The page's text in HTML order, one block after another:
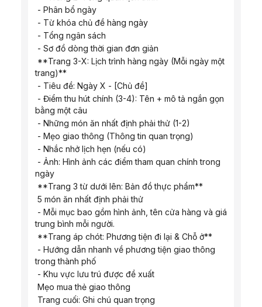
- Phân bổ ngày
- Từ khóa chủ đề hàng ngày
- Tổng ngân sách
- Sơ đồ dòng thời gian đơn giản
trang)**
- Tiêu đề: Ngày X - [Chủ đề]
bằng một câu
- Những món ăn nhất định phải thử (1-2)
- Mẹo giao thông (Thông tin quan trọng)
- Nhắc nhở lịch hẹn (nếu có)
ngày
**Trang 3 từ dưới lên: Bản đồ thực phẩm**
5 món ăn nhất định phải thử
trung bình mỗi người.
**Trang áp chót: Phương tiện đi lại & Chỗ ở**
trong thành phố
- Khu vực lưu trú được đề xuất
Mẹo mua thẻ giao thông
Trang cuối: Ghi chú quan trọng